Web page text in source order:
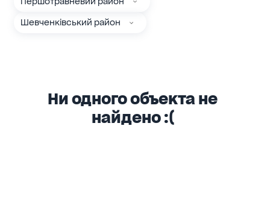
Шевченківський район
Ни одного объекта не
найдено :(